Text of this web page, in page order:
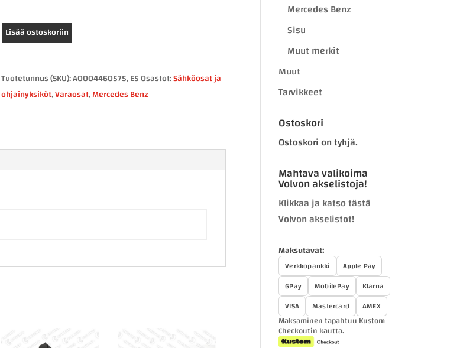
Mercedes-
Benz
yksikkö
A0004460575
Lisää ostoskoriin
Tuotetunnus (SKU):A0004460575, E5Osastot:Sähköosat ja
ohjainyksiköt,Varaosat,Mercedes Benz
Mercedes Benz
Sisu
Muut merkit
Muut
Tarvikkeet
Ostoskori
Ostoskori on tyhjä.
Mahtava valikoima
Volvon akselistoja!
Klikkaa ja katso tästä
Volvon akselistot!
Maksutavat:
Verkkopankki
Apple Pay
GPay
MobilePay
Klarna
VISA
Mastercard AMEX
Maksaminen tapahtuu Kustom
Checkoutin kautta.